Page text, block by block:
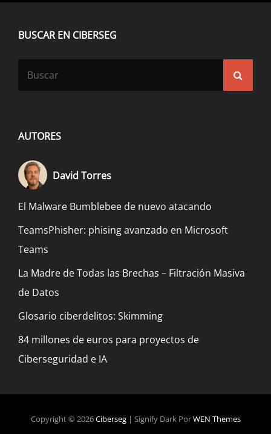
BUSCAR EN CIBERSEG
AUTORES
David Torres
El Malware Bumblebee de nuevo atacando
TeamsPhisher: phising avanzado en Microsoft
Teams
La Madre de Todas las Brechas – Filtración Masiva
de Datos
Glosario ciberdelitos: Skimming
84 millones de euros para proyectos de
Ciberseguridad e IA
Copyright © 2026Ciberseg | Signify Dark PorWEN Themes